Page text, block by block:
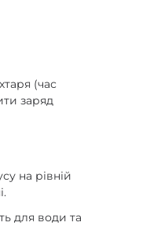
(час
заряд
на рівній
для води та